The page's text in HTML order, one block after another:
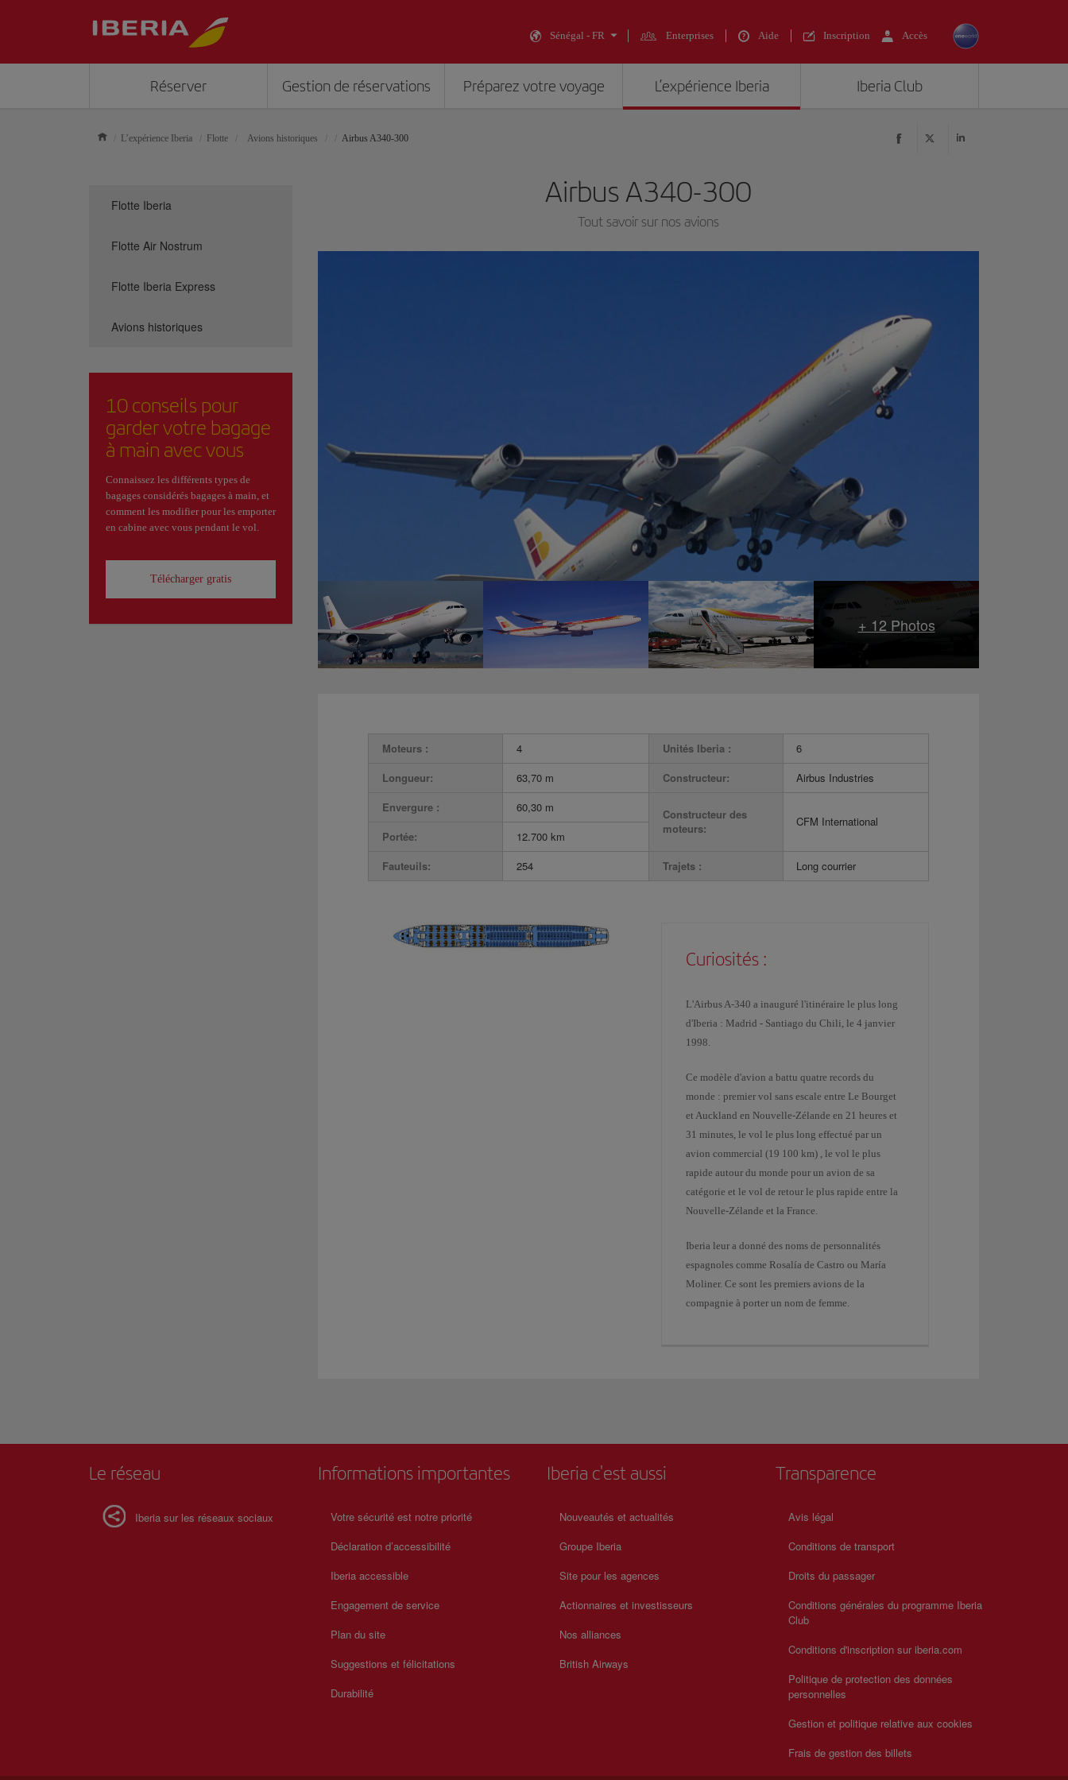
Sénégal - FR Enterprises Aide Inscription Accès
Réserver Gestion de réservations Préparez votre voyage L’expérience Iberia Iberia Club
L’expérience Iberia Flotte Avions historiques Airbus A340-300
Airbus A340-300
Tout savoir sur nos avions
Moteurs : 4 Unités Iberia :
6
Longueur:
63,70 m Constructeur:
Airbus Industries
Envergure :
60,30 m
Constructeur des
moteurs:
CFM International
Portée:
12.700 km
Fauteuils:
254 Trajets : Long courrier
Curiosités :
L'Airbus A-340 a inauguré l'itinéraire le plus long
d'Iberia : Madrid - Santiago du Chili, le 4 janvier
1998.
Ce modèle d'avion a battu quatre records du
monde : premier vol sans escale entre Le Bourget
et Auckland en Nouvelle-Zélande en 21 heures et
31 minutes, le vol le plus long effectué par un
avion commercial (19 100 km) , le vol le plus
rapide autour du monde pour un avion de sa
catégorie et le vol de retour le plus rapide entre la
Nouvelle-Zélande et la France.
Iberia leur a donné des noms de personnalités
espagnoles comme Rosalía de Castro ou María
Moliner. Ce sont les premiers avions de la
compagnie à porter un nom de femme.
Flotte Iberia
Flotte Air Nostrum
Flotte Iberia Express
Avions historiques
10 conseils pour
garder votre bagage
à main avec vous
Connaissez les différents types de
bagages considérés bagages à main, et
comment les modifier pour les emporter
en cabine avec vous pendant le vol.
Télécharger gratis
Le réseau
Iberia sur les réseaux sociaux
Informations importantes
Votre sécurité est notre priorité
Déclaration d’accessibilité
Iberia accessible
Engagement de service
Plan du site
Suggestions et félicitations
Durabilité
Iberia c'est aussi
Nouveautés et actualités
Groupe Iberia
Site pour les agences
Actionnaires et investisseurs
Nos alliances
British Airways
Transparence
Avis légal
Conditions de transport
Droits du passager
Conditions générales du programme Iberia
Club
Conditions d'inscription sur iberia.com
Politique de protection des données
personnelles
Gestion et politique relative aux cookies
Frais de gestion des billets